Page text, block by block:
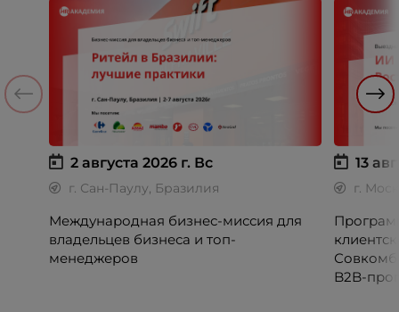
2 августа 2026 г. Вс
г. Сан-Паулу, Бразилия
Международная бизнес-миссия для
владельцев бизнеса и топ-
менеджеров
13
г.
B2B-